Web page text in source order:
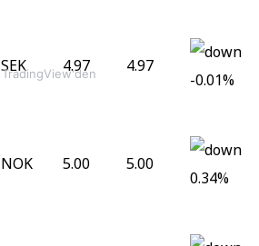
SEK 4.97 4.97
-0.01%
NOK 5.00 5.00
0.34%
TradingView'den